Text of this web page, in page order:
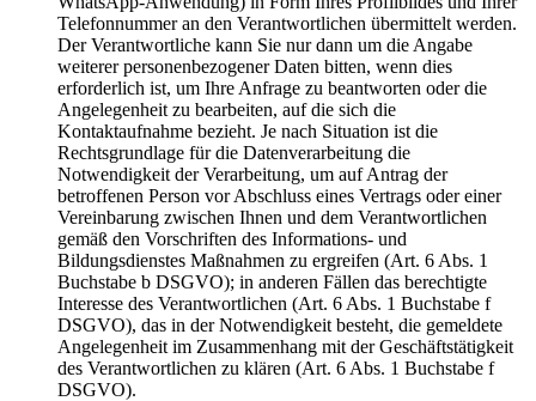
Telefonnummer an den Verantwortlichen übermittelt werden.
Der Verantwortliche kann Sie nur dann um die Angabe
weiterer personenbezogener Daten bitten, wenn dies
erforderlich ist, um Ihre Anfrage zu beantworten oder die
Angelegenheit zu bearbeiten, auf die sich die
Kontaktaufnahme bezieht. Je nach Situation ist die
Rechtsgrundlage für die Datenverarbeitung die
Notwendigkeit der Verarbeitung, um auf Antrag der
betroffenen Person vor Abschluss eines Vertrags oder einer
Vereinbarung zwischen Ihnen und dem Verantwortlichen
gemäß den Vorschriften des Informations- und
Bildungsdienstes Maßnahmen zu ergreifen (Art. 6 Abs. 1
Buchstabe b DSGVO); in anderen Fällen das berechtigte
Interesse des Verantwortlichen (Art. 6 Abs. 1 Buchstabe f
DSGVO), das in der Notwendigkeit besteht, die gemeldete
Angelegenheit im Zusammenhang mit der Geschäftstätigkeit
des Verantwortlichen zu klären (Art. 6 Abs. 1 Buchstabe f
DSGVO).